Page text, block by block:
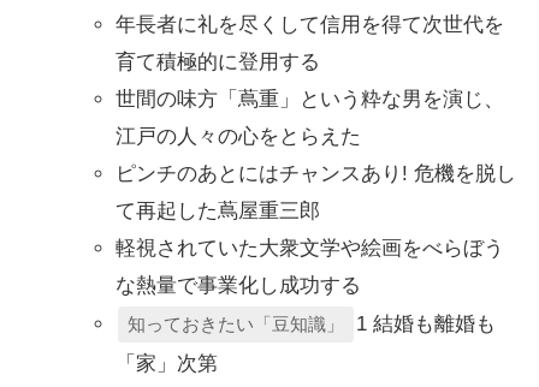
年長者に礼を尽くして信用を得て次世代を
育て積極的に登用する
世間の味方「蔦重」という粋な男を演じ、
江戸の人々の心をとらえた
ピンチのあとにはチャンスあり! 危機を脱し
て再起した蔦屋重三郎
軽視されていた大衆文学や絵画をべらぼう
な熱量で事業化し成功する
知っておきたい「豆知識」
1 結婚も離婚も
「家」次第